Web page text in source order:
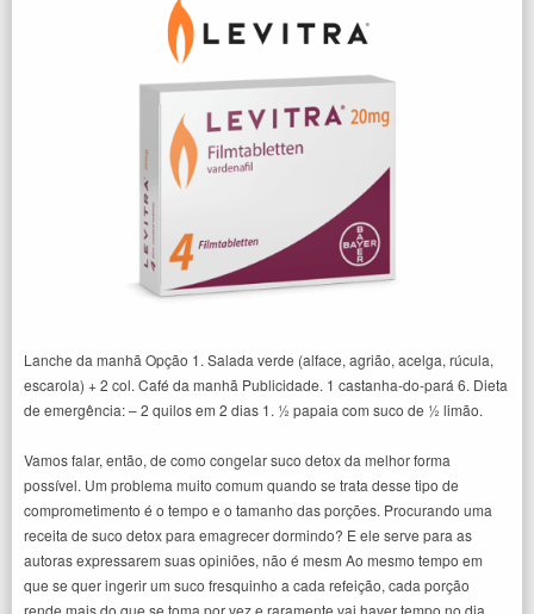
Lanche da manhã Opção 1. Salada verde (alface, agrião, acelga, rúcula,
escarola) + 2 col. Café da manhã Publicidade. 1 castanha-do-pará 6. Dieta
de emergência: – 2 quilos em 2 dias 1. ½ papaia com suco de ½ limão.
Vamos falar, então, de como congelar suco detox da melhor forma
possível. Um problema muito comum quando se trata desse tipo de
comprometimento é o tempo e o tamanho das porções. Procurando uma
receita de suco detox para emagrecer dormindo? E ele serve para as
autoras expressarem suas opiniões, não é mesm Ao mesmo tempo em
que se quer ingerir um suco fresquinho a cada refeição, cada porção
rende mais do que se toma por vez e raramente vai haver tempo no dia